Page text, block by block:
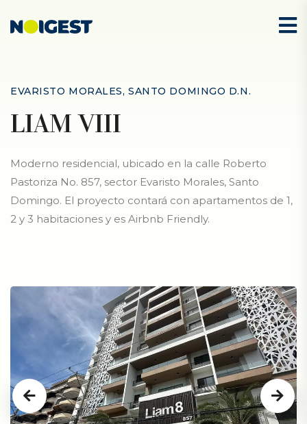
EVARISTO MORALES, SANTO DOMINGO D.N.
LIAM VIII
Moderno residencial, ubicado en la calle Roberto
Pastoriza No. 857, sector Evaristo Morales, Santo
Domingo. El proyecto contará con apartamentos de 1,
2 y 3 habitaciones y es Airbnb Friendly.